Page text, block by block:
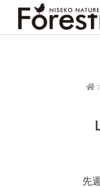
先